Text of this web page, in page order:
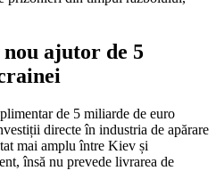
ajutor de 5
de 5 miliarde de euro
directe în industria de apărare
mai amplu între Kiev și
însă nu prevede livrarea de